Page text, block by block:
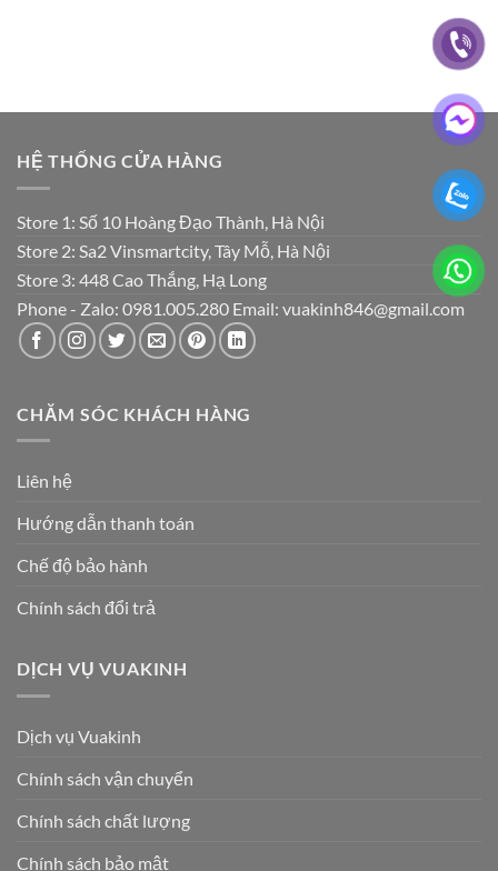
HỆ THỐNG CỬA HÀNG
Store 1: Số 10 Hoàng Đạo Thành, Hà Nội
Store 2: Sa2 Vinsmartcity, Tây Mỗ, Hà Nội
Store 3: 448 Cao Thắng, Hạ Long
Phone - Zalo: 0981.005.280 Email: vuakinh846@gmail.com
CHĂM SÓC KHÁCH HÀNG
Liên hệ
Hướng dẫn thanh toán
Chế độ bảo hành
Chính sách đổi trả
DỊCH VỤ VUAKINH
Dịch vụ Vuakinh
Chính sách vận chuyển
Chính sách chất lượng
Chính sách bảo mật